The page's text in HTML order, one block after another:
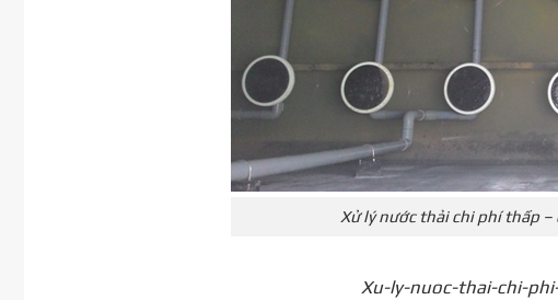
Xử lý nước thải chi phí thấp
Xu-ly-nuoc-thai-chi-